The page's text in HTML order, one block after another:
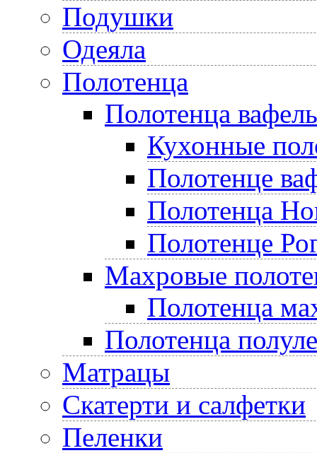
Подушки
Одеяла
Полотенца
Полотенца
Кухонные
Полотенце
Полотенца
Полотенце
Махровые
Полотенца
Полотенца
Матрацы
Скатерти и салфетки
Пеленки